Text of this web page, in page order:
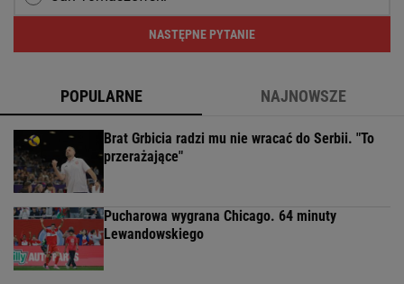
NASTĘPNE PYTANIE
POPULARNE NAJNOWSZE
Brat Grbicia radzi mu nie wracać do Serbii. "To
przerażające"
Pucharowa wygrana Chicago. 64 minuty
Lewandowskiego